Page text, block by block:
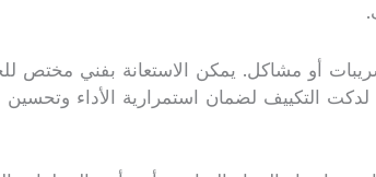
تسريبات أو مشاكل. يمكن الاستعانة بفني
التكييف لضمان استمرارية الأداء وتحسين